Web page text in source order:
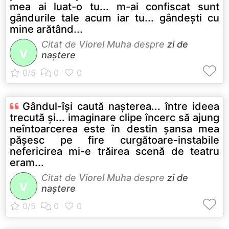
mea ai luat-o tu... m-ai confiscat sunt
gândurile tale acum iar tu... gândeşti cu
mine arătând...
V
Citat de Viorel Muha despre zi de
naștere
Gândul-îşi caută naşterea... între ideea
trecută şi... imaginare clipe încerc să ajung
neîntoarcerea este în destin şansa mea
păşesc pe fire curgătoare-instabile
nefericirea mi-e trăirea scenă de teatru
eram...
V
Citat de Viorel Muha despre zi de
naștere